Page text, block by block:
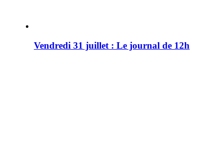
Vendredi 31 juillet : Le journal de 12h